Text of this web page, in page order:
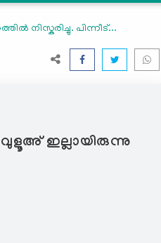
നിസ്കരിച്ചു. പിന്നീട്...
വുളൂഅ് ഇല്ലായിരുന്നു